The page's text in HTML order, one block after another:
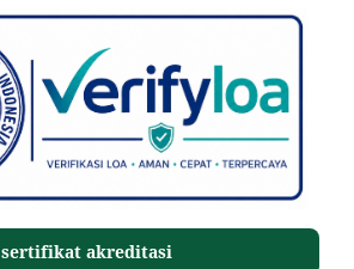
sertifikat akreditasi